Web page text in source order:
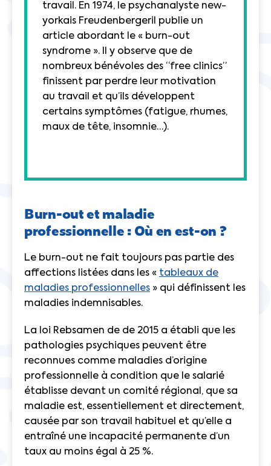
travail. En 1974, le psychanalyste new-
yorkais Freudenbergeril publie un
article abordant le « burn-out
syndrome ». Il y observe que de
nombreux bénévoles des “free clinics”
finissent par perdre leur motivation
au travail et qu’ils développent
certains symptômes (fatigue, rhumes,
maux de tête, insomnie…).
Burn-out et maladie
professionnelle : Où en est-on ?
Le burn-out ne fait toujours pas partie des
affections listées dans les « tableaux de
maladies professionnelles » qui définissent les
maladies indemnisables.
La loi Rebsamen de de 2015 a établi que les
pathologies psychiques peuvent être
reconnues comme maladies d’origine
professionnelle à condition que le salarié
établisse devant un comité régional, que sa
maladie est, essentiellement et directement,
causée par son travail habituel et qu’elle a
entraîné une incapacité permanente d’un
taux au moins égal à 25 %.